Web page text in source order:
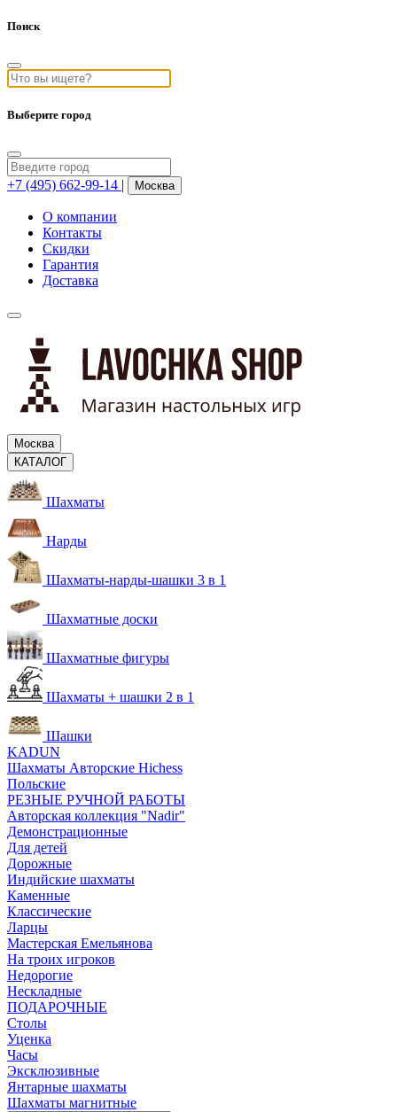
Поиск
Выберите город
+7 (495) 662-99-14 | Москва
О компании
Контакты
Скидки
Гарантия
Доставка
Москва
КАТАЛОГ
Шахматы
Нарды
Шахматы-нарды-шашки 3 в 1
Шахматные доски
Шахматные фигуры
Шахматы + шашки 2 в 1
Шашки
KADUN
Шахматы Авторские Hichess
Польские
РЕЗНЫЕ РУЧНОЙ РАБОТЫ
Авторская коллекция "Nadir"
Демонстрационные
Для детей
Дорожные
Индийские шахматы
Каменные
Классические
Ларцы
Мастерская Емельянова
На троих игроков
Недорогие
Нескладные
ПОДАРОЧНЫЕ
Столы
Уценка
Часы
Эксклюзивные
Янтарные шахматы
Шахматы магнитные